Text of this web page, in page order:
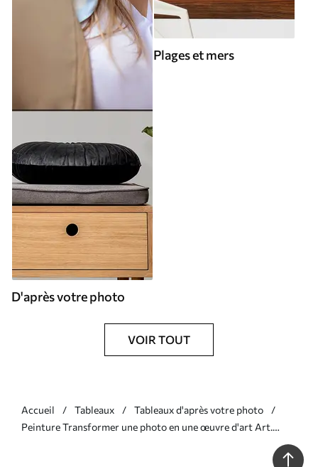
D'après votre photo
Plages et mers
VOIR TOUT
Accueil Tableaux
Tableaux d'après votre photo
Peinture Transformer une photo en une œuvre d'art Art.